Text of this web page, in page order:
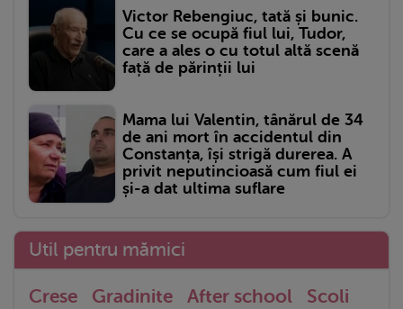
Victor Rebengiuc, tată și bunic.
Cu ce se ocupă fiul lui, Tudor,
care a ales o cu totul altă scenă
față de părinții lui
Mama lui Valentin, tânărul de 34
de ani mort în accidentul din
Constanța, își strigă durerea. A
privit neputincioasă cum fiul ei
și-a dat ultima suflare
Util pentru mămici
Crese Gradinite After school
Scoli